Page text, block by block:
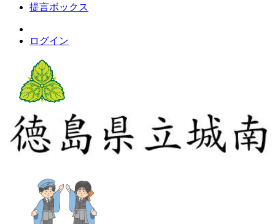
提言ボックス
ログイン